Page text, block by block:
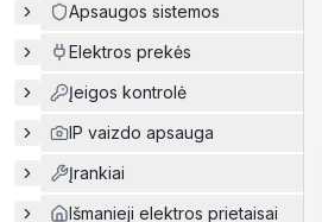
Apsaugos sistemos
Elektros prekės
Įeigos kontrolė
IP vaizdo apsauga
Įrankiai
Išmanieji elektros prietaisai